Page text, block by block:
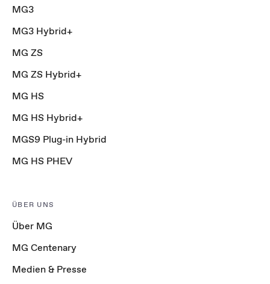
MG3
MG3 Hybrid+
MG ZS
MG ZS Hybrid+
MG HS
MG HS Hybrid+
MGS9 Plug-in Hybrid
MG HS PHEV
ÜBER UNS
Über MG
MG Centenary
Medien & Presse